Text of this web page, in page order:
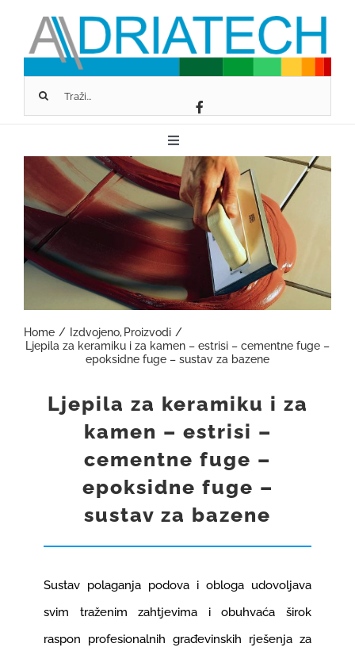
content
Toggle
Navigation
O NAMA
FASSA BORTOLO
SCHLÜTER-SYSTEMS
GEOPIETRA
REFERENCE
1
KONTAKT
Home Izdvojeno Proizvodi
Ljepila za keramiku i za kamen – estrisi – cementne fuge –
epoksidne fuge – sustav za bazene
Ljepila za keramiku i za
kamen – estrisi –
cementne fuge –
epoksidne fuge –
sustav za bazene
Sustav polaganja podova i obloga udovoljava
svim traženim zahtjevima i obuhvaća širok
raspon profesionalnih građevinskih rješenja za